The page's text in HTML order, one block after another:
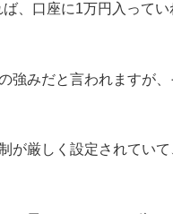
、口座に1万円入って
強みだと言われますが
が厳しく設定されてい